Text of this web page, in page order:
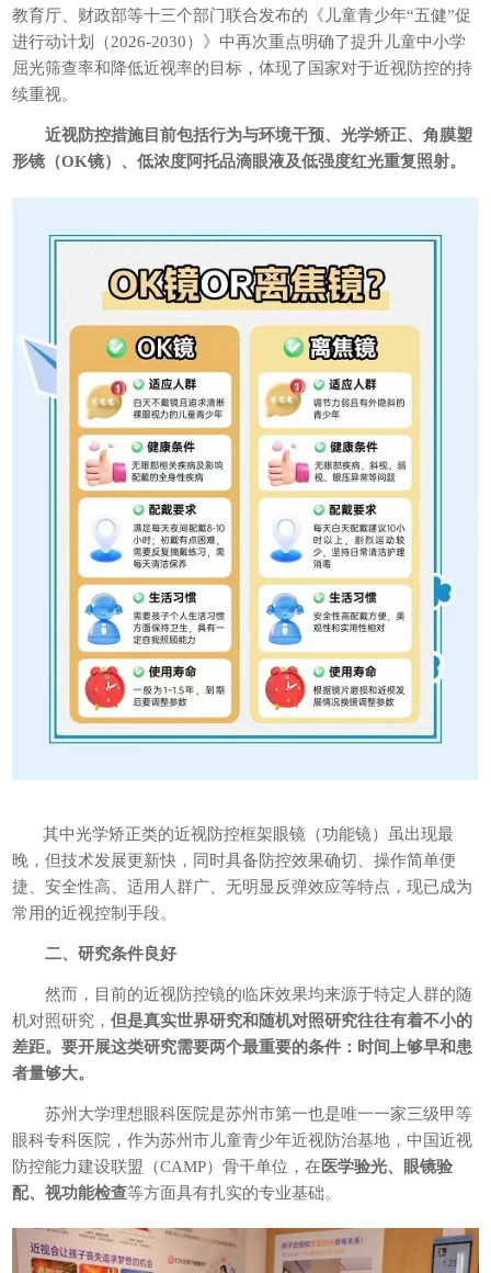
教育厅、财政部等十三个部门联合发布的《儿童青少年“五健”促
进行动计划（2026-2030）》中再次重点明确了提升儿童中小学
屈光筛查率和降低近视率的目标，体现了国家对于近视防控的持
续重视。
近视防控措施目前包括行为与环境干预、光学矫正、角膜塑
形镜（OK镜）、低浓度阿托品滴眼液及低强度红光重复照射。
其中光学矫正类的近视防控框架眼镜（功能镜）虽出现最
晚，但技术发展更新快，同时具备防控效果确切、操作简单便
捷、安全性高、适用人群广、无明显反弹效应等特点，现已成为
常用的近视控制手段。
二、研究条件良好
然而，目前的近视防控镜的临床效果均来源于特定人群的随
机对照研究，但是真实世界研究和随机对照研究往往有着不小的
差距。要开展这类研究需要两个最重要的条件：时间上够早和患
者量够大。
苏州大学理想眼科医院是苏州市第一也是唯一一家三级甲等
眼科专科医院，作为苏州市儿童青少年近视防治基地，中国近视
防控能力建设联盟（CAMP）骨干单位，在医学验光、眼镜验
配、视功能检查等方面具有扎实的专业基础。